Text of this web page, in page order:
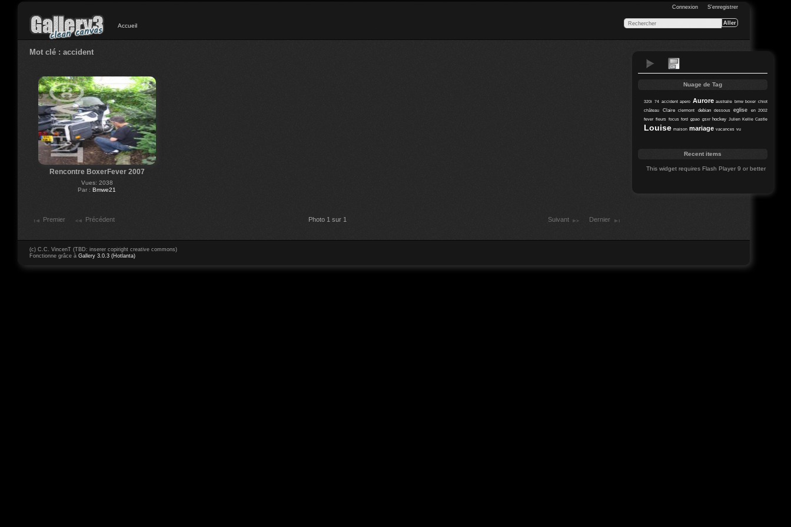
Connexion S'enregistrer
Accueil
Mot clé : accident
Rencontre BoxerFever 2007
Vues: 2038
Par : Bmwe21
Premier Précédent Photo 1 sur 1 Suivant Dernier
Nuage de Tag
320i 74 accident apero Aurore australie bmw boxer chiot
château Claire clermont debian dessous eglise en 2002
fever fleurs focus ford gpao gsxr hockey Julien Kellie Castle
Louise maison mariage vacances vu
Recent items
This widget requires Flash Player 9 or better
(c) C.C. VincenT (TBD: inserer copiright creative commons)
Fonctionne grâce à Gallery 3.0.3 (Hotlanta)